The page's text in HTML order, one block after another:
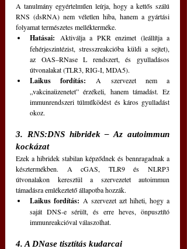
A tanulmány egyértelműen leírja, hogy a kettős szálú
RNS (dsRNA) nem véletlen hiba, hanem a gyártási
folyamat természetes mellékterméke.
Hatásai: Aktiválja a PKR enzimet (leállítja a
fehérjeszintézist, stresszreakcióba küldi a sejtet),
az OAS–RNase L rendszert, és gyulladásos
útvonalakat (TLR3, RIG-I, MDA5).
Laikus fordítás: A szervezet nem a
„vakcinaüzenetet” érzékeli, hanem támadást. Ez
immunrendszeri túlműködést és káros gyulladást
okoz.
3. RNS:DNS hibridek – Az autoimmun
kockázat
Ezek a hibridek stabilan képződnek és bennragadnak a
késztermékben. A cGAS, TLR9 és NLRP3
útvonalakon keresztül a szervezetet autoimmun
támadásra emlékeztető állapotba hozzák.
Laikus fordítás: A szervezet azt hiheti, hogy a
saját DNS-e sérült, és erre heves, önpusztító
immunreakcióval válaszolhat.
4. A DNase tisztítás kudarcai